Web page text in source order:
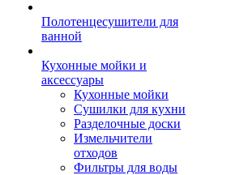
Полотенцесушители для
ванной
Кухонные мойки и
аксессуары
Кухонные мойки
Сушилки для кухни
Разделочные доски
Измельчители
отходов
Фильтры для воды